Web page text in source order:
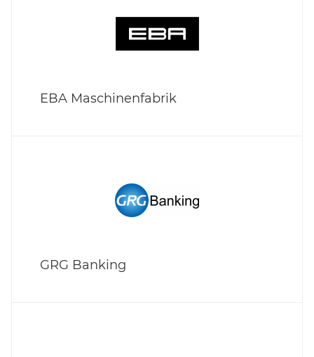
EBA Maschinenfabrik
GRG Banking